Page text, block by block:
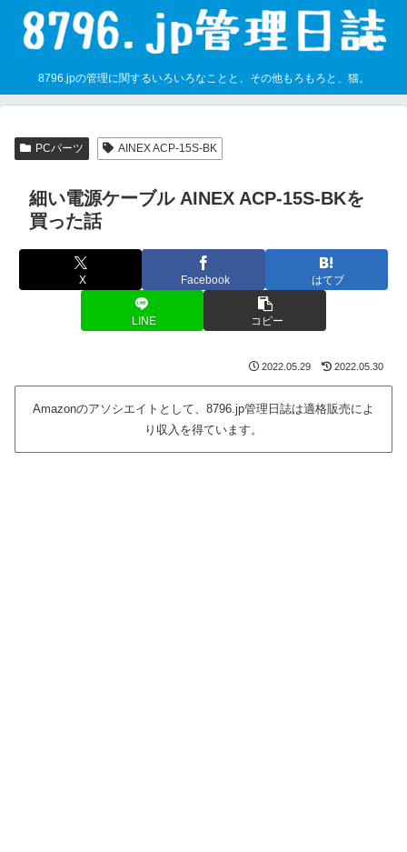
8796.jpの管理に関するいろいろなことと、その他もろもろと、猫。
PCパーツ AINEX ACP-15S-BK
細い電源ケーブル AINEX ACP-15S-BKを
買った話
X Facebook はてブ
LINE コピー
2022.05.29 2022.05.30
Amazonのアソシエイトとして、8796.jp管理日誌は適格販売によ
り収入を得ています。